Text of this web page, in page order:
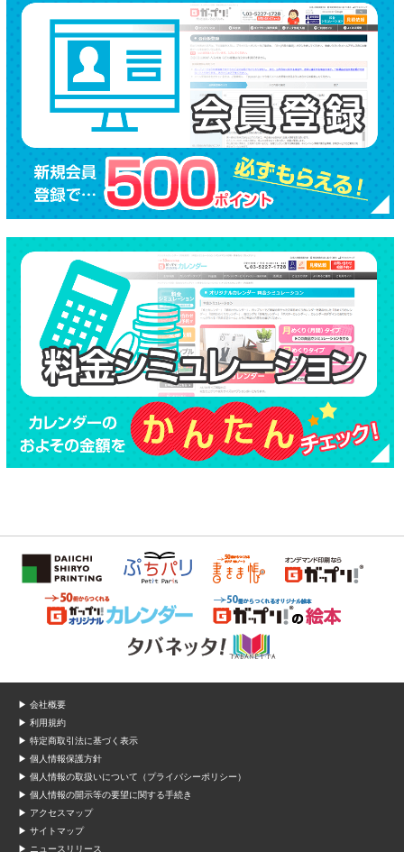
▶ 会社概要
▶ 利用規約
▶ 特定商取引法に基づく表示
▶ 個人情報保護方針
▶ 個人情報の取扱いについて（プライバシーポリシー）
▶ 個人情報の開示等の要望に関する手続き
▶ アクセスマップ
▶ サイトマップ
▶ ニュースリリース